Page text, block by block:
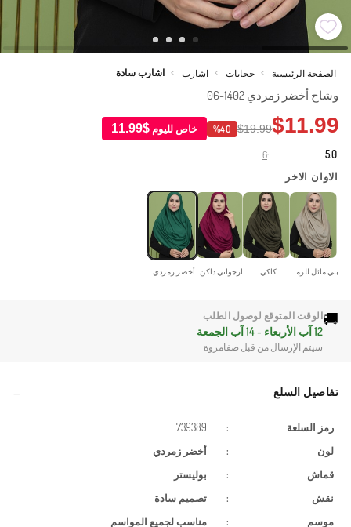
الصفحة الرئيسية > حجابات > اشارب > اشارب سادة
وشاح أخضر زمردي 1402-06
$11.99
$19.99
%40 خاص لليوم $11.99
5.0
6
الاوان الاخر
كاكي ارجواني داكن أخضر زمردي
🚚الوقت المتوقع لوصول الطلب
12 آب الأربعاء - 14 آب الجمعة
سيتم الإرسال من قبل صفامروة
تفاصيل السلع
رمز السلعة :
739389
لون
:
أخضر زمردي
قماش
:
بوليستر
نقش
:
تصميم سادة
موسم
:
مناسب لجميع المواسم